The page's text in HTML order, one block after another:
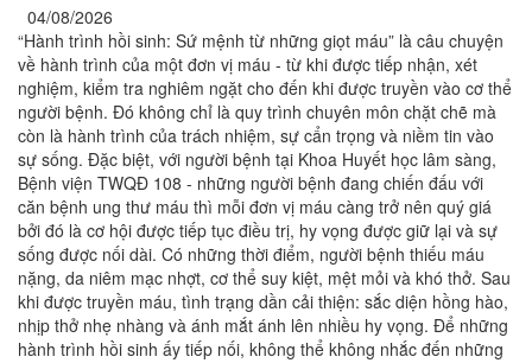
04/08/2026
“Hành trình hồi sinh: Sứ mệnh từ những giọt máu” là câu chuyện
về hành trình của một đơn vị máu - từ khi được tiếp nhận, xét
nghiệm, kiểm tra nghiêm ngặt cho đến khi được truyền vào cơ thể
người bệnh. Đó không chỉ là quy trình chuyên môn chặt chẽ mà
còn là hành trình của trách nhiệm, sự cẩn trọng và niềm tin vào
sự sống. Đặc biệt, với người bệnh tại Khoa Huyết học lâm sàng,
Bệnh viện TWQĐ 108 - những người bệnh đang chiến đấu với
căn bệnh ung thư máu thì mỗi đơn vị máu càng trở nên quý giá
bởi đó là cơ hội được tiếp tục điều trị, hy vọng được giữ lại và sự
sống được nối dài. Có những thời điểm, người bệnh thiếu máu
nặng, da niêm mạc nhợt, cơ thể suy kiệt, mệt mỏi và khó thở. Sau
khi được truyền máu, tình trạng dần cải thiện: sắc diện hồng hào,
nhịp thở nhẹ nhàng và ánh mắt ánh lên nhiều hy vọng. Để những
hành trình hồi sinh ấy tiếp nối, không thể không nhắc đến những